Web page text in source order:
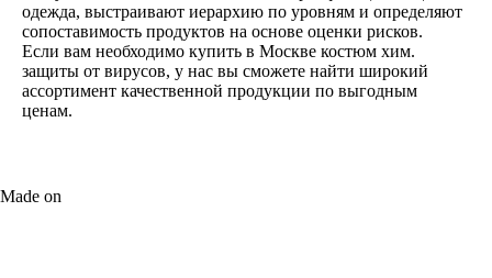
одежда, выстраивают иерархию по уровням и определяют
сопоставимость продуктов на основе оценки рисков.
Если вам необходимо купить в Москве костюм хим.
защиты от вирусов, у нас вы сможете найти широкий
ассортимент качественной продукции по выгодным
ценам.
Made on